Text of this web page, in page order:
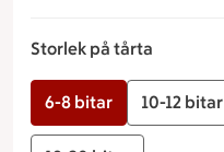
Storlek på tårta
6-8 bitar 10-12 bitar